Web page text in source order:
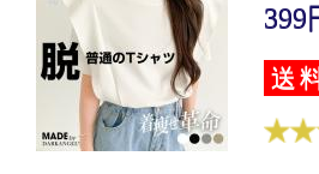
399
送